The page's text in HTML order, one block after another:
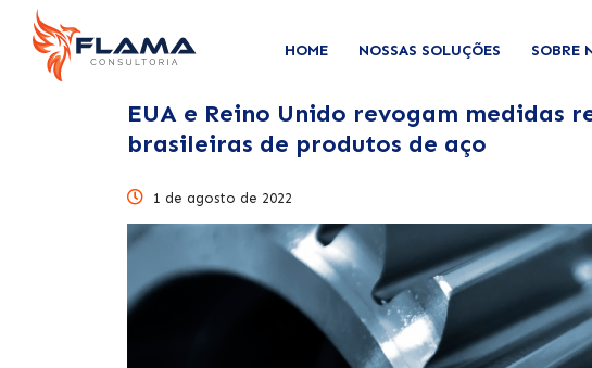
HOME NOSSAS SOLUÇÕES SOBRE
EUA e Reino Unido revogam medidas
brasileiras de produtos de aço
1 de agosto de 2022